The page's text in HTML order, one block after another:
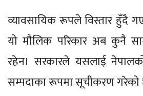
व्यावसायिक रूपले विस्तार हुँदै
यो मौलिक परिकार अब कुनै
रहेन। सरकारले यसलाई नेपालको
सम्पदाका रूपमा सूचीकरण गरेको